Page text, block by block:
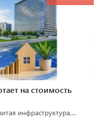
на стоимость
инфраструктура,...